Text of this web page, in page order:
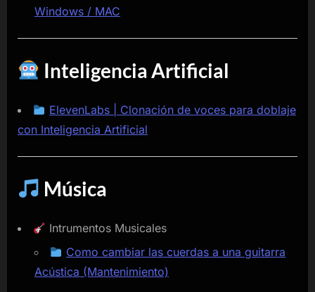
Windows / MAC
Inteligencia Artificial
ElevenLabs | Clonación de voces para doblaje
con Inteligencia Artificial
Música
Intrumentos Musicales
Como cambiar las cuerdas a una guitarra
Acústica (Mantenimiento)